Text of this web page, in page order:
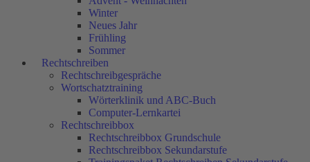
Winter
Neues Jahr
Frühling
Sommer
Rechtschreiben
Rechtschreibgespräche
Wortschatztraining
Wörterklinik und ABC-Buch
Computer-Lernkartei
Rechtschreibbox
Rechtschreibbox Grundschule
Rechtschreibbox Sekundarstufe